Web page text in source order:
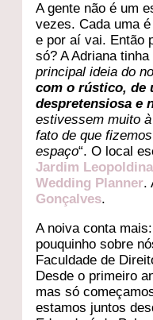
A gente não é um
vezes. Cada uma
e por aí vai. Então
só? A Adriana
principal ideia do
com o rústico, de
despretensiosa e
estivessem muito
fato de que
espaço“. O local
Jardim Leopoldina
Wedding Planner.
Gonçalves.
A noiva conta
pouquinho sobre
Faculdade de
Desde o primeiro
mas só
estamos juntos